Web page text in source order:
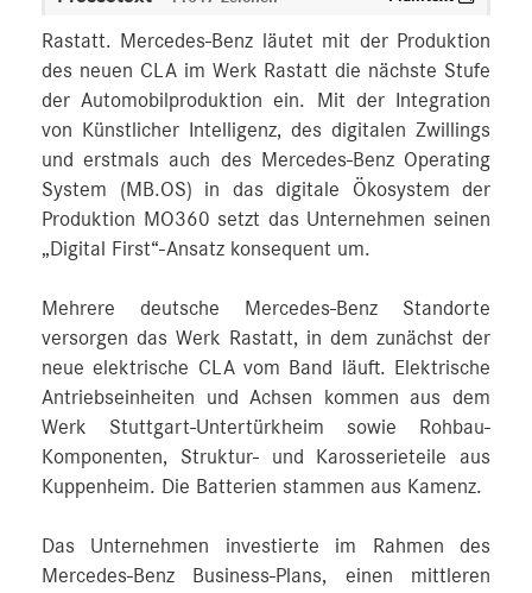
Rastatt. Mercedes-Benz läutet mit der Produktion
des neuen CLA im Werk Rastatt die nächste Stufe
der Automobilproduktion ein. Mit der Integration
von Künstlicher Intelligenz, des digitalen Zwillings
und erstmals auch des Mercedes-Benz Operating
System (MB.OS) in das digitale Ökosystem der
Produktion MO360 setzt das Unternehmen seinen
„Digital First“-Ansatz konsequent um.
Mehrere deutsche Mercedes-Benz Standorte
versorgen das Werk Rastatt, in dem zunächst der
neue elektrische CLA vom Band läuft. Elektrische
Antriebseinheiten und Achsen kommen aus dem
Werk Stuttgart-Untertürkheim sowie Rohbau-
Komponenten, Struktur- und Karosserieteile aus
Kuppenheim. Die Batterien stammen aus Kamenz.
Das Unternehmen investierte im Rahmen des
Mercedes-Benz Business-Plans, einen mittleren